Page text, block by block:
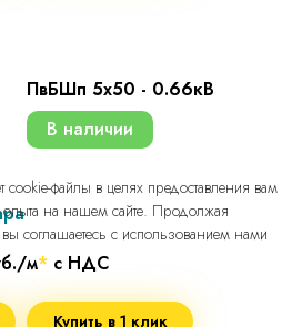
ПвБШп 5х50 - 0.66кВ
В наличии
м* с НДС
Купить в 1 клик
cookie-файлы в целях предоставления вам
опыта на нашем сайте. Продолжая
соглашаетесь с использованием нами